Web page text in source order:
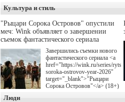
Губернской Думы
направленные на
трудоустройство и более
спокойную адаптацию к
мирной жизни.
Культура и стиль
"Рыцари Сорока Островов" опустили
меч: Wink объявляет о завершении
съемок фантастического сериала
Завершились съемки нового
фантастического сериала <a
href="https://wink.ru/series/
soroka-ostrovov-year-2026"
target="_blank">"Рыцари
Сорока Островов"</a> (18+)
Люди